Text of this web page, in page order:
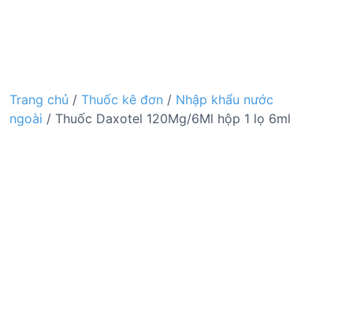
Trang chủ / Thuốc kê đơn / Nhập khẩu nước
ngoài / Thuốc Daxotel 120Mg/6Ml hộp 1 lọ 6ml